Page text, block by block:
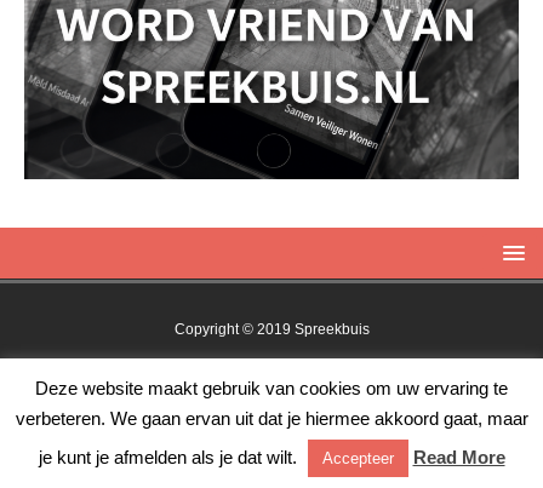
Copyright © 2019 Spreekbuis
Twitter RSS
Deze website maakt gebruik van cookies om uw ervaring te
verbeteren. We gaan ervan uit dat je hiermee akkoord gaat, maar
je kunt je afmelden als je dat wilt.
Accepteer Read More